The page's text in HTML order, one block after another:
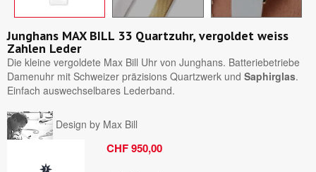
Junghans MAX BILL 33 Quartzuhr, vergoldet weiss
Zahlen Leder
Die kleine vergoldete Max Bill Uhr von Junghans. Batteriebetriebe
Damenuhr mit Schweizer präzisions Quartzwerk und Saphirglas.
Einfach auswechselbares Lederband.
Design by Max Bill
CHF 950,00